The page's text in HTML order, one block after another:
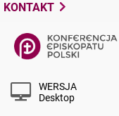
KONTAKT
WERSJA
Desktop